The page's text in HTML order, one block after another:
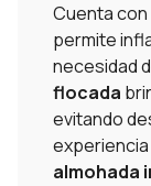
Cuenta con
permite
necesidad
flocada
evitando
almohada